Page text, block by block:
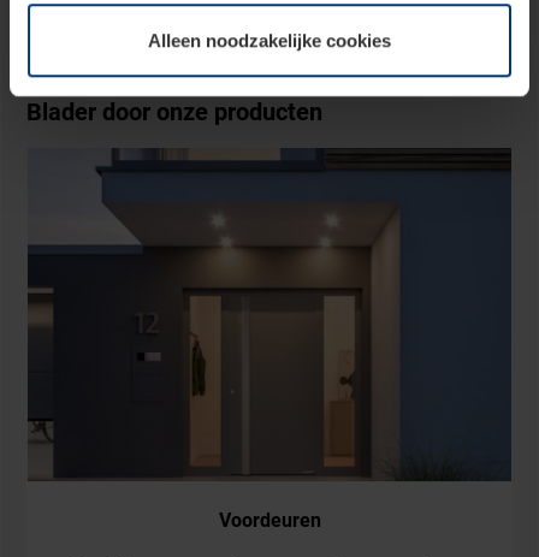
wijzigen of herroepen.Alleen noodzakelijke cookies
Blader door onze producten
Voordeuren